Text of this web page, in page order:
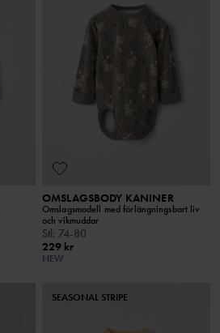
OMSLAGSBODY KANINER
Omslagsmodell med förlängningsbart liv
och vikmuddar
Stl: 74-80
229 kr
NEW
SEASONAL STRIPE